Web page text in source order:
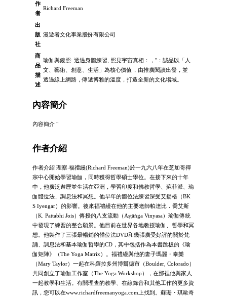
作
者
Richard Freeman
出
版
社
漫遊者文化事業股份有限公司
商
品
描
述
瑜伽與鏡照: 透過身體練習, 照見宇宙真相：，"：誠品以「人
文、藝術、創意、生活」為核心價值，由推廣閱讀出發，並
透過線上網路，傳遞博雅的溫度，打造全新的文化場域。
內容簡介
內容簡介 "
作者介紹
作者介紹 理察‧福禮縵(Richard Freeman)於一九六八年在芝加哥禪
宗中心開始學習瑜伽，同時獲得哲學碩士學位。在接下來的十年
中，他廣泛遊歷並生活在亞洲，學習印度和佛教哲學、蘇菲派、瑜
伽體位法、調息法和冥想。他早年的體位法練習深受艾揚格（BK
S Iyengar）的影響。後來福禮縵在他的主要老師帕達比．喬艾斯
（K. Pattabhi Jois）傳授的八支流動（Aṣṭāṅga Vinyasa）瑜伽傳統
中發現了練習的整合願景。他目前在世界各地教授瑜伽、哲學和冥
想。他製作了三張最暢銷的體位法DVD和幾張廣受好評的關於梵
誦、調息法和基本瑜伽哲學的CD，其中包括作為本書跳板的《瑜
伽矩陣》（The Yoga Matrix）。福禮縵與他的妻子瑪麗・泰樂
（Mary Taylor）一起在科羅拉多州博爾德市（Boulder, Colorado）
共同創立了瑜伽工作室（The Yoga Workshop），在那裡他與家人
一起教學和生活。有關理查的教學、在線錄音和其他工作的更多資
訊，您可以在www.richardfreemanyoga.com上找到。蘇珊・琪歐奇